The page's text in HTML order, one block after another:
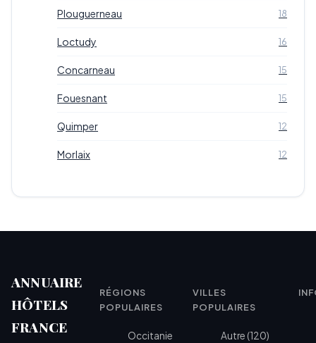
Plouguerneau 18
Loctudy 16
Concarneau 15
Fouesnant 15
Quimper 12
Morlaix 12
ANNUAIRE
HÔTELS
FRANCE
RÉGIONS
POPULAIRES
Occitanie
VILLES
POPULAIRES
Autre (120)